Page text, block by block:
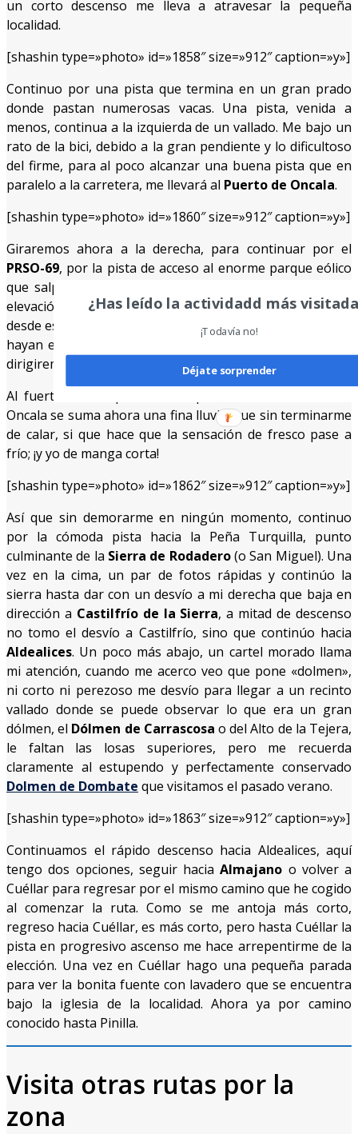
un corto descenso me lleva a atravesar la pequeña
localidad.
[shashin type=»photo» id=»1858″ size=»912″ caption=»y»]
Continuo por una pista que termina en un gran prado
donde pastan numerosas vacas. Una pista, venida a
menos, continua a la izquierda de un vallado. Me bajo un
rato de la bici, debido a la gran pendiente y lo dificultoso
del firme, para al poco alcanzar una buena pista que en
paralelo a la carretera, me llevará al Puerto de Oncala.
[shashin type=»photo» id=»1860″ size=»912″ caption=»y»]
Giraremos ahora a la derecha, para continuar por el
PRSO-69, por la pista de acceso al enorme parque eólico
que salpica todas estas cimas, alcanzando una primera
elevación (1576 m) que cuenta con numerosas antenas,
desde esta antecima, podemos ver los repetidores que se
hayan en la cima de la
dirigiremos a continuación.
Al fuerte viento que me acompaña desde el Puerto de
Oncala se suma ahora una fina lluvia, que sin terminarme
de calar, si que hace que la sensación de fresco pase a
frío; ¡y yo de manga corta!
[shashin type=»photo» id=»1862″ size=»912″ caption=»y»]
Así que sin demorarme en ningún momento, continuo
por la cómoda pista hacia la Peña Turquilla, punto
culminante de la Sierra de Rodadero(o San Miguel). Una
vez en la cima, un par de fotos rápidas y continúo la
sierra hasta dar con un desvío a mi derecha que baja en
dirección a Castilfrío de la Sierra, a mitad de descenso
no tomo el desvío a Castilfrío, sino que continúo hacia
Aldealices. Un poco más abajo, un cartel morado llama
mi atención, cuando me acerco veo que pone «dolmen»,
ni corto ni perezoso me desvío para llegar a un recinto
vallado donde se puede observar lo que era un gran
dólmen, el Dólmen de Carrascosa o del Alto de la Tejera,
le faltan las losas superiores, pero me recuerda
claramente al estupendo y perfectamente conservado
Dolmen de Dombate que visitamos el pasado verano.
[shashin type=»photo» id=»1863″ size=»912″ caption=»y»]
Continuamos el rápido descenso hacia Aldealices, aquí
tengo dos opciones, seguir haciaAlmajano o volver a
Cuéllar para regresar por el mismo camino que he cogido
al comenzar la ruta. Como se me antoja más corto,
regreso hacia Cuéllar, es más corto, pero hasta Cuéllar la
pista en progresivo ascenso me hace arrepentirme de la
elección. Una vez en Cuéllar hago una pequeña parada
para ver la bonita fuente con lavadero que se encuentra
bajo la iglesia de la localidad. Ahora ya por camino
conocido hasta Pinilla.
Visita otras rutas por la
zona
¿Has leído la actividadd más
¡Todavía no!
Déjate sorprender